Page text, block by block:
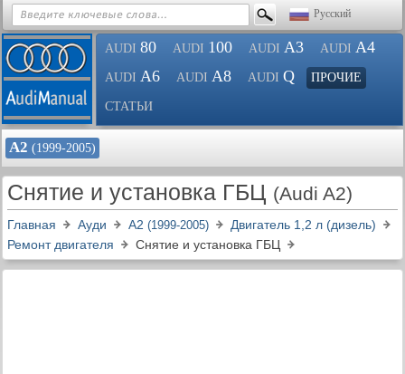
Русский
AUDI 80 AUDI 100 AUDI A3 AUDI A4
AUDI A6 AUDI A8 AUDI Q ПРОЧИЕ
СТАТЬИ
А2 (1999-2005)
Снятие и установка ГБЦ (Audi A2)
Главная Ауди А2 (1999-2005)
Двигатель 1,2 л (дизель)
Ремонт двигателя
Снятие и установка ГБЦ